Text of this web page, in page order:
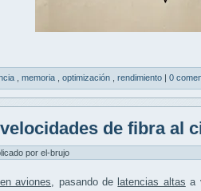
memoria optimización rendimiento | 0
de fibra al
por el-brujo
aviones, pasando de latencias altas a